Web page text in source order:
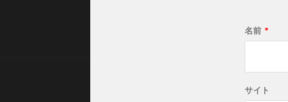
名前 *
サイト